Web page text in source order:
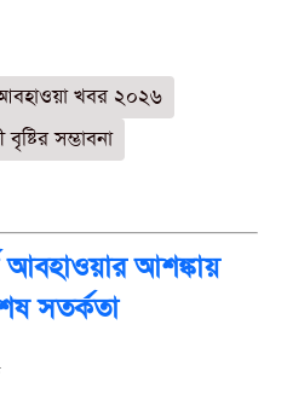
খবর ২০২৬
বৃষ্টির সম্ভাবনা
আবহাওয়ার আশঙ্কায়
সতর্কতা